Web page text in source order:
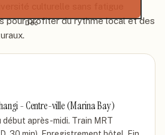
Déc
culturelle sans fatigue
pour profiter du rythme local et des
- Centre-ville (Marina Bay)
début après-midi. Train MRT